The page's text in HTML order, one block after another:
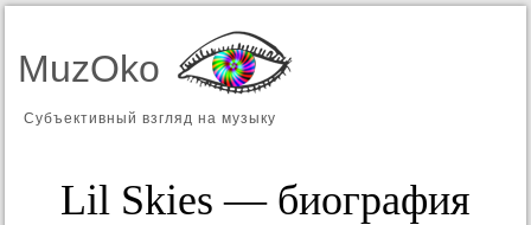
MuzOko
Субъективный взгляд на музыку
Lil Skies — биография